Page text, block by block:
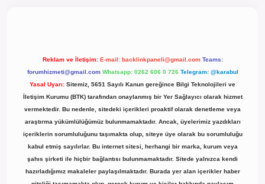
Reklam ve İletişim: E-mail: backlinkpaneli@gmail.com Teams:
forumhizmeti@gmail.com Whatsapp: 0262 606 0 726 Telegram: @karabul
Yasal Uyarı: Sitemiz, 5651 Sayılı Kanun gereğince Bilgi Teknolojileri ve
İletişim Kurumu (BTK) tarafından onaylanmış bir Yer Sağlayıcı olarak hizmet
vermektedir. Bu nedenle, sitedeki içerikleri proaktif olarak denetleme veya
araştırma yükümlülüğümüz bulunmamaktadır. Ancak, üyelerimiz yazdıkları
içeriklerin sorumluluğunu taşımakta olup, siteye üye olarak bu sorumluluğu
kabul etmiş sayılırlar. Bu internet sitesi, herhangi bir marka, kurum veya
şahıs şirketi ile hiçbir bağlantısı bulunmamaktadır. Sitede yalnızca kendi
hazırladığımız makaleler paylaşılmaktadır. Burada yer alan içerikler haber